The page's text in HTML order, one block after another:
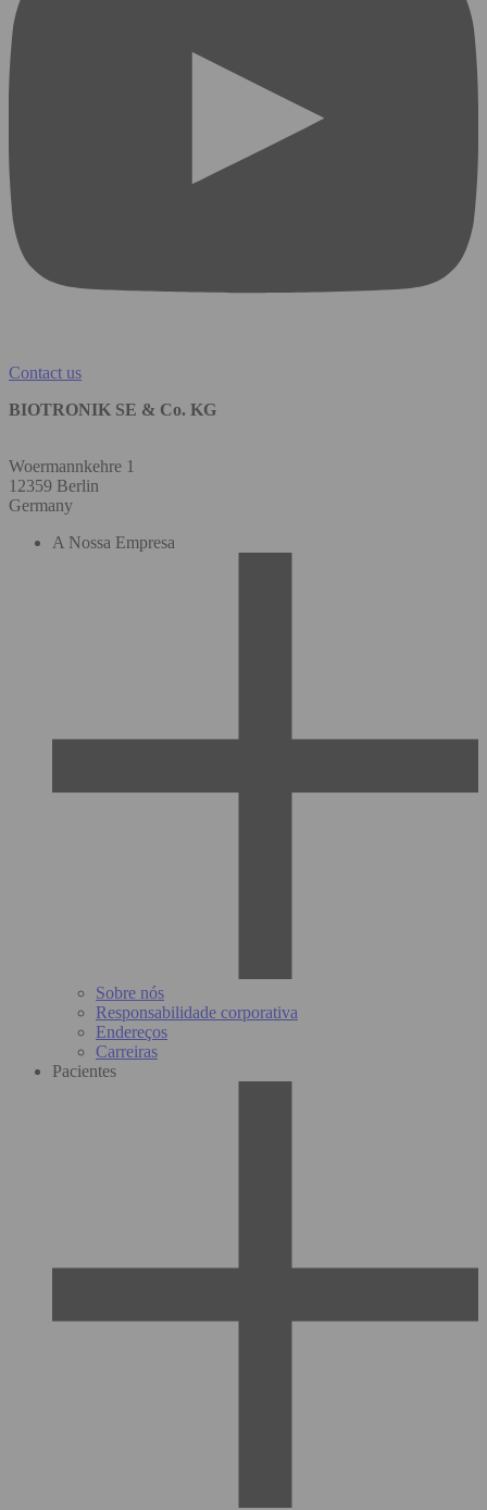
Contact us
BIOTRONIK SE & Co. KG
Woermannkehre 1
12359 Berlin
Germany
A Nossa Empresa
Sobre nós
Responsabilidade corporativa
Endereços
Carreiras
Pacientes